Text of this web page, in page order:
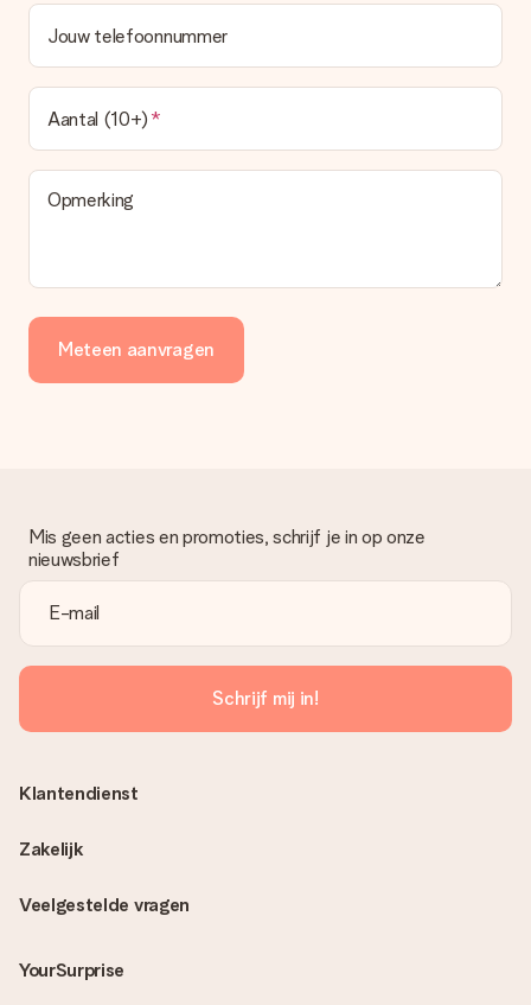
Jouw telefoonnummer
Aantal (10+)
Opmerking
Meteen aanvragen
Mis geen acties en promoties, schrijf je in op onze
nieuwsbrief
Schrijf mij in!
Veelgestelde vragen
YourSurprise
Klantendienst
Zakelijk